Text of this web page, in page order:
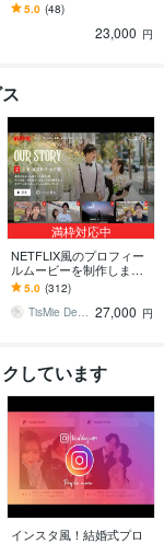
します サプライズにもぴ
ったり！誕生日や周年な
ど様々な場面を彩ります
5.0 (48)
23,000 円
満枠対応中
NETFLIX風のプロフィー
ルムービーを制作します
【動画挿入可】Netflix動画
の圧倒的人気No.1ムービ
ー
5.0 (312)
TisMie Design 27,000 円
しています
インスタ風！結婚式プロ